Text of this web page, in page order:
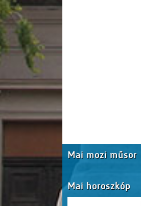
Mai mozi műsor
Mai horoszkóp